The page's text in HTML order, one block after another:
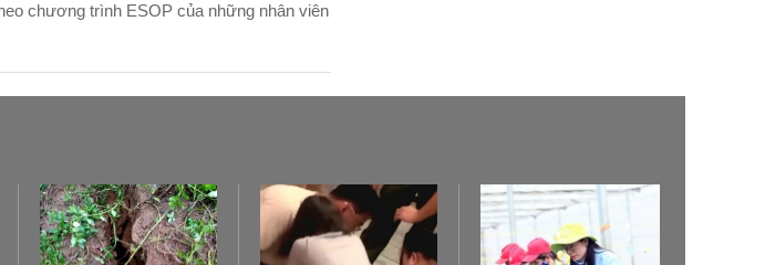
chương trình ESOP của những nhân viên